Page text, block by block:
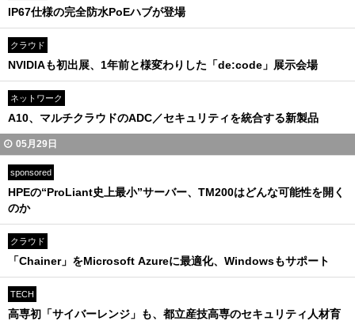
IP67仕様の完全防水PoEハブが登場
クラウド
NVIDIAも初出展、1年前と様変わりした「de:code」展示会場
ネットワーク
A10、マルチクラウドのADC／セキュリティを統合する新製品
05月29日
sponsored
HPEの“ProLiant史上最小”サーバー、TM200はどんな可能性を開く
のか
クラウド
「Chainer」をMicrosoft Azureに最適化、Windowsもサポート
TECH
高専初「サイバーレンジ」も、都立産技高専のセキュリティ人材育